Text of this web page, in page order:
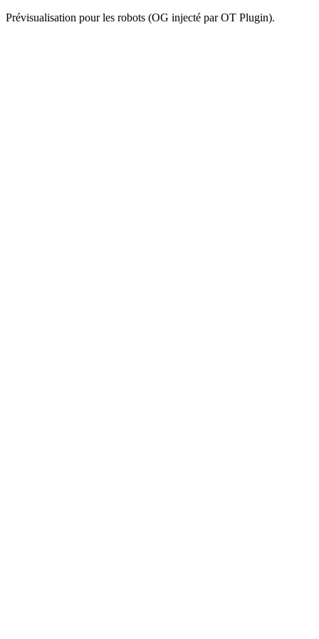
Prévisualisation pour les robots (OG injecté par OT Plugin).